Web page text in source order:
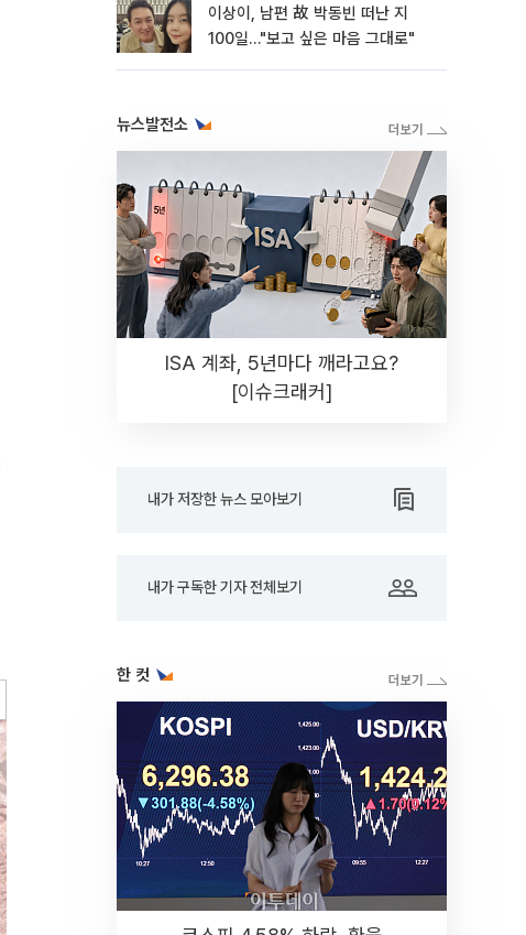
이상이, 남편 故 박동빈 떠난 지
100일…"보고 싶은 마음 그대로"
뉴스발전소
ISA 계좌, 5년마다 깨라고요?
[이슈크래커]
내가 저장한 뉴스 모아보기
내가 구독한 기자 전체보기
한 컷